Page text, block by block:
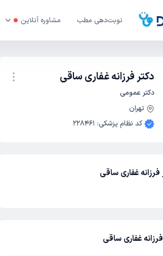
نوبت‌دهی مطب مشاوره آنلاین
دکتر فرزانه غفاری ساقی
دکتر عمومی
تهران
کد نظام پزشکی:
228461
غفاری ساقی
غفاری ساقی